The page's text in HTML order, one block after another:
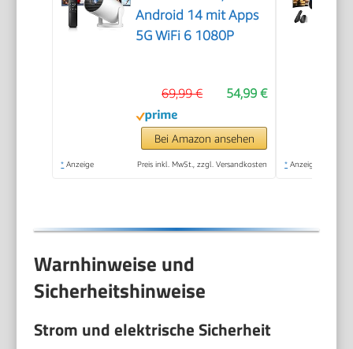
Android 14 mit Apps
5G WiFi 6 1080P
54,99 €
69,99 €
Bei Amazon ansehen
* Anzeige Preis inkl. MwSt., zzgl. Versandkosten * Anzeige
Warnhinweise und
Sicherheitshinweise
Strom und elektrische Sicherheit